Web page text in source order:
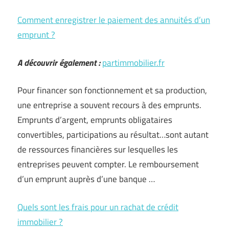
Comment enregistrer le paiement des annuités d’un
emprunt ?
A découvrir également :partimmobilier.fr
Pour financer son fonctionnement et sa production,
une entreprise a souvent recours à des emprunts.
Emprunts d’argent, emprunts obligataires
convertibles, participations au résultat…sont autant
de ressources financières sur lesquelles les
entreprises peuvent compter. Le remboursement
d’un emprunt auprès d’une banque …
Quels sont les frais pour un rachat de crédit
immobilier ?